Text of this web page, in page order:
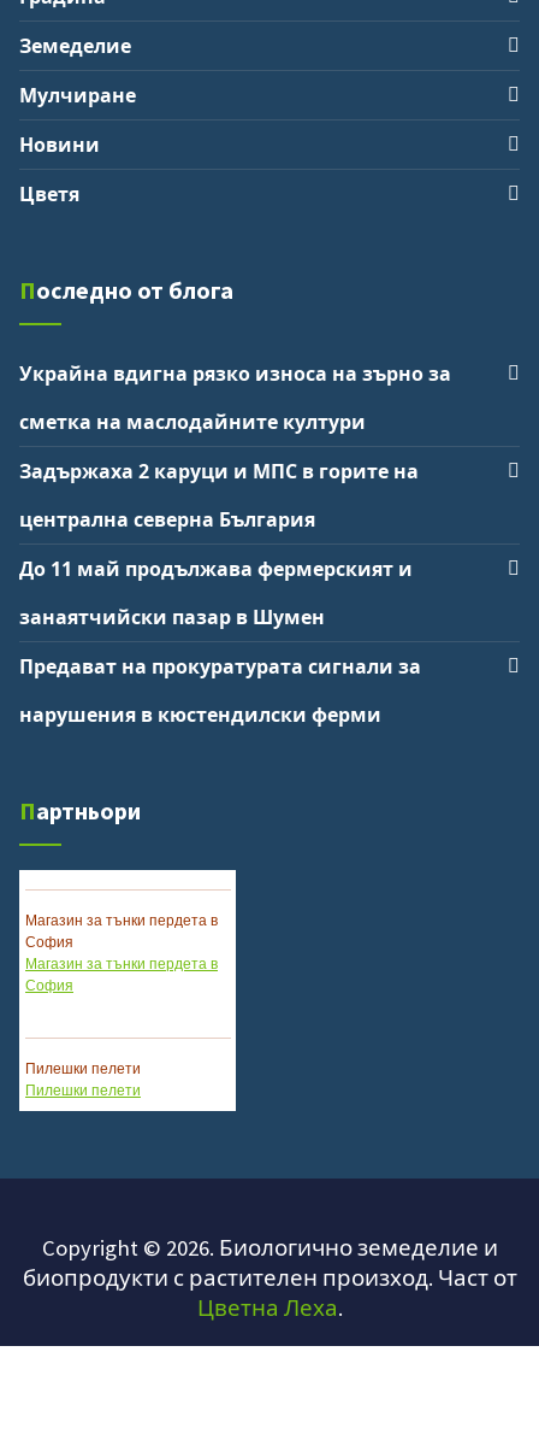
Земеделие
Мулчиране
Новини
Цветя
Последно от блога
Украйна вдигна рязко износа на зърно за
сметка на маслодайните култури
Задържаха 2 каруци и МПС в горите на
централна северна България
До 11 май продължава фермерският и
занаятчийски пазар в Шумен
Предават на прокуратурата сигнали за
нарушения в кюстендилски ферми
Партньори
Вижте Качествени Климатици
София
Ремонт на алуминиеви
Как да изберем климатик?
Ремонт на климатик
Профилактика на климатик
при избор на климатик
Copyright © 2026. Биологично земеделие и
биопродукти с растителен произход. Част от
Цветна Леха.